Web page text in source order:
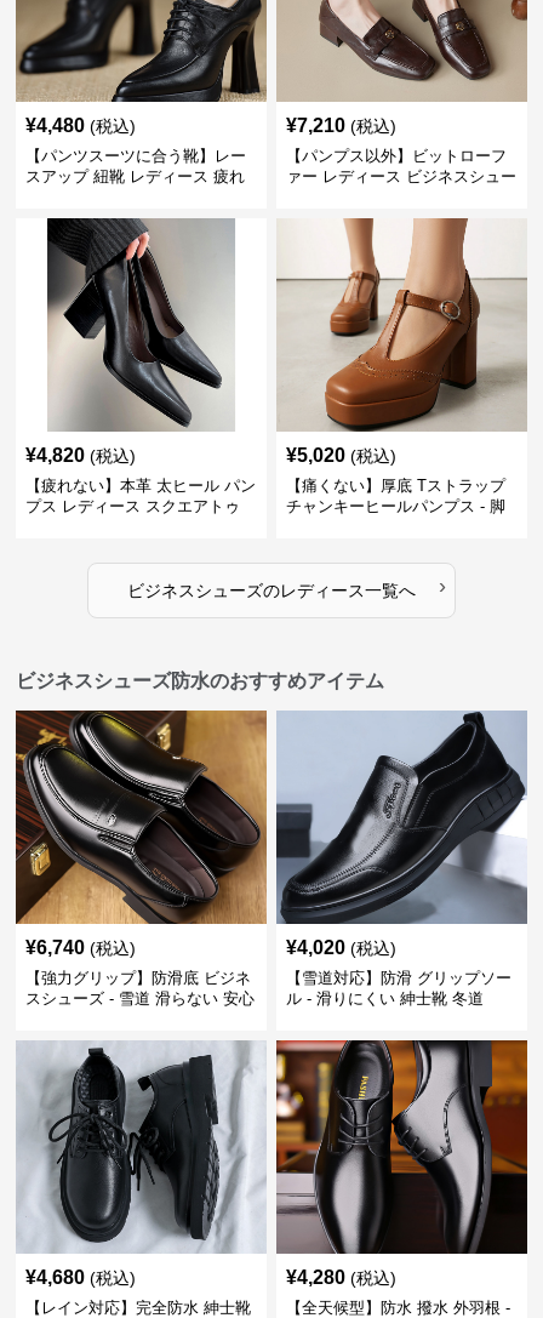
¥4,480 (税込)
【パンツスーツに合う靴】レー
スアップ 紐靴 レディース 疲れ
ビジネスシューズ
¥7,210 (税込)
【パンプス以外】ビットローフ
ァー レディース ビジネスシュー
トゥ 疲れない スーツ
¥4,820 (税込)
【疲れない】本革 太ヒール パン
プス レディース スクエアトゥ
¥5,020 (税込)
【痛くない】厚底 Tストラップ
チャンキーヒールパンプス - 脚
ビジネスシューズのレディース一覧へ ›
ビジネスシューズ防水のおすすめアイテム
¥6,740 (税込)
【強力グリップ】防滑底 ビジネ
スシューズ - 雪道 滑らない 安心
¥4,020 (税込)
【雪道対応】防滑 グリップソー
ル - 滑りにくい 紳士靴 冬道
¥4,680 (税込)
【レイン対応】完全防水 紳士靴
¥4,280 (税込)
【全天候型】防水 撥水 外羽根 -